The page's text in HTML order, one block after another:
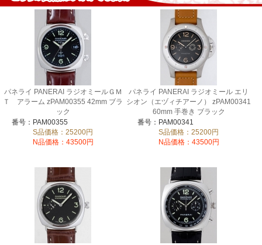
パネライ PANERAI ラジオミールＧＭ
Ｔ アラーム zPAM00355 42mm ブラ
ック
番号：PAM00355
S品価格：25200円
N品価格：43500円
パネライ PANERAI ラジオミール エリ
シオン（エヅィチアーノ） zPAM00341
60mm 手巻き ブラック
番号：PAM00341
S品価格：25200円
N品価格：43500円